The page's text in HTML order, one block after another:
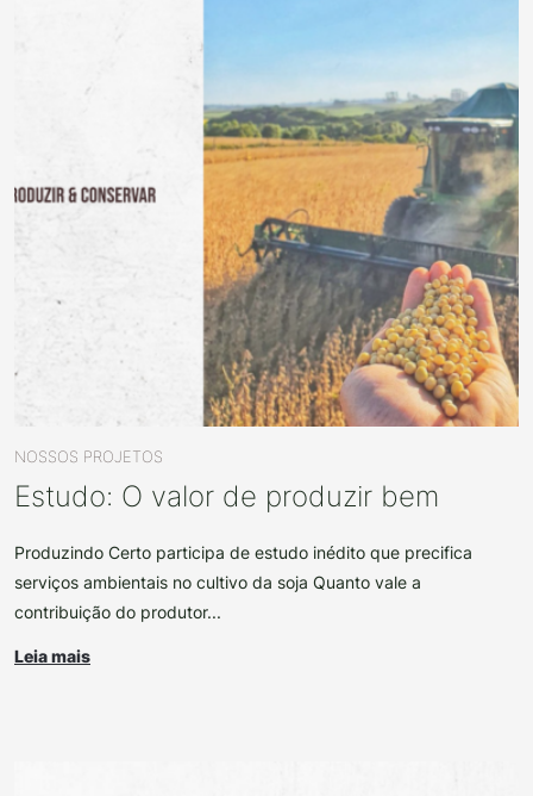
NOSSOS PROJETOS
Estudo: O valor de produzir bem
Produzindo Certo participa de estudo inédito que precifica
serviços ambientais no cultivo da soja Quanto vale a
contribuição do produtor...
Leia mais